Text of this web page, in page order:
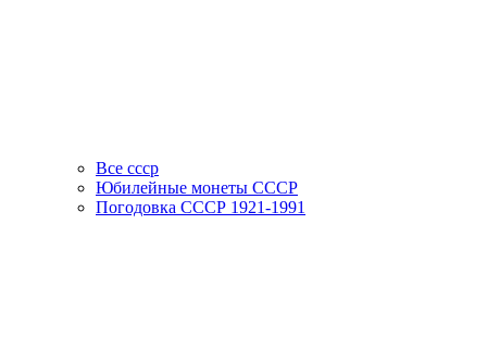
Все ссср
Юбилейные монеты СССР
Погодовка СССР 1921-1991